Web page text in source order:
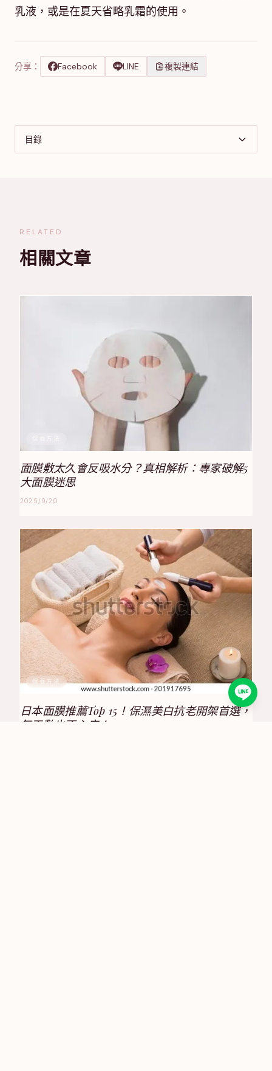
乳液，或是在夏天省略乳霜的使用。
分享： Facebook LINE 複製連結
目錄
RELATED
相關文章
面膜敷太久會反吸水分？真相解析：專家破解5
大面膜迷思
2025/9/20
保養方法
日本面膜推薦Top 15！保濕美白抗老開架首選，
每天敷也不心疼！